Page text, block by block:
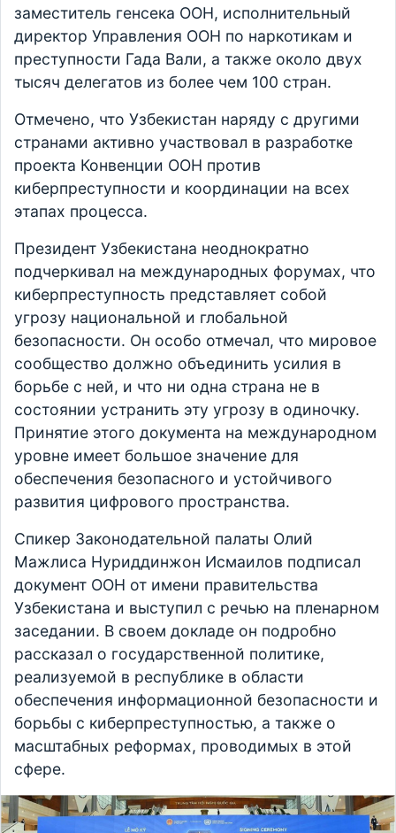
заместитель генсека ООН, исполнительный
директор Управления ООН по наркотикам и
преступности Гада Вали, а также около двух
тысяч делегатов из более чем 100 стран.
Отмечено, что Узбекистан наряду с другими
странами активно участвовал в разработке
проекта Конвенции ООН против
киберпреступности и координации на всех
этапах процесса.
Президент Узбекистана неоднократно
подчеркивал на международных форумах, что
киберпреступность представляет собой
угрозу национальной и глобальной
безопасности. Он особо отмечал, что мировое
сообщество должно объединить усилия в
борьбе с ней, и что ни одна страна не в
состоянии устранить эту угрозу в одиночку.
Принятие этого документа на международном
уровне имеет большое значение для
обеспечения безопасного и устойчивого
развития цифрового пространства.
Спикер Законодательной палаты Олий
Мажлиса Нуриддинжон Исмаилов подписал
документ ООН от имени правительства
Узбекистана и выступил с речью на пленарном
заседании. В своем докладе он подробно
рассказал о государственной политике,
реализуемой в республике в области
обеспечения информационной безопасности и
борьбы с киберпреступностью, а также о
масштабных реформах, проводимых в этой
сфере.